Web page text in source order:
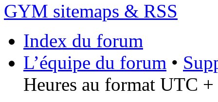
GYM sitemaps & RSS
Index du forum
L’équipe du forum •
Heures au format UTC +